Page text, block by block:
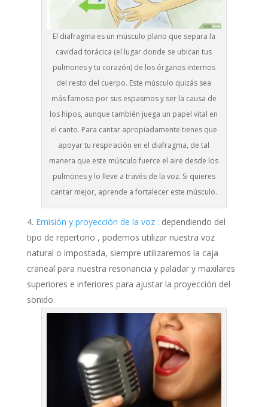
El diafragma es un músculo plano que separa la
cavidad torácica (el lugar donde se ubican tus
pulmones y tu corazón) de los órganos internos
del resto del cuerpo. Este músculo quizás sea
más famoso por sus espasmos y ser la causa de
los hipos, aunque también juega un papel vital en
el canto. Para cantar apropiadamente tienes que
apoyar tu respiración en el diafragma, de tal
manera que este músculo fuerce el aire desde los
pulmones y lo lleve a través de la voz. Si quieres
cantar mejor, aprende a fortalecer este músculo.
Emisión y proyección de la voz : dependiendo del
tipo de repertorio , podemos utilizar nuestra voz
natural o impostada, siempre utilizaremos la caja
craneal para nuestra resonancia y paladar y maxilares
superiores e inferiores para ajustar la proyección del
sonido.